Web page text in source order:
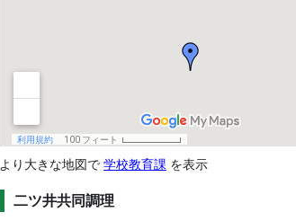
より大きな地図で 学校教育課 を表示
二ツ井共同調理